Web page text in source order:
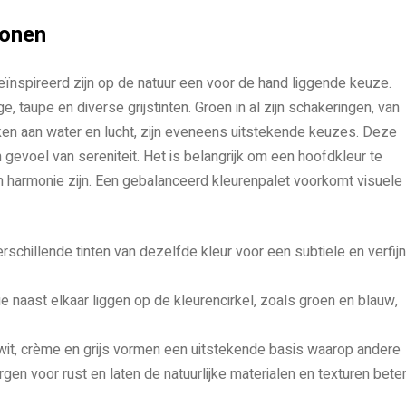
zijn op de natuur een voor de hand liggende keuze.
taupe en diverse grijstinten. Groen in al zijn schakeringen, van
aan water en lucht, zijn eveneens uitstekende keuzes. Deze
van sereniteit. Het is belangrijk om een hoofdkleur te
zijn. Een gebalanceerd kleurenpalet voorkomt visuele
tinten van dezelfde kleur voor een subtiele en
naast elkaar liggen op de kleurencirkel, zoals groen en blauw,
crème en grijs vormen een uitstekende basis waarop andere
voor rust en laten de natuurlijke materialen en texturen beter